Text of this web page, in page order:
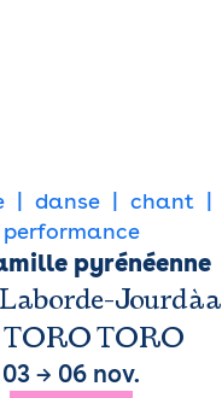
danse
chant
performance
pyrénéenne
Jourdàa
TORO TORO
03 → 06 nov.